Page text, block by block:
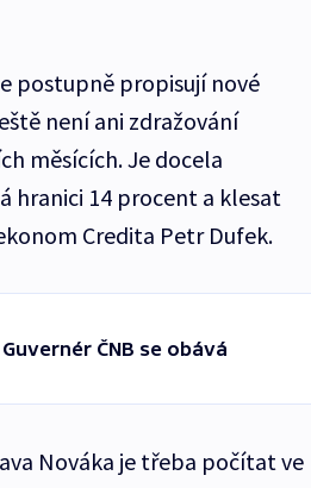
postupně propisují nové
není ani zdražování
měsících. Je docela
hranici 14 procent a klesat
Credita Petr Dufek.
ČNB se obává
Nováka je třeba počítat ve